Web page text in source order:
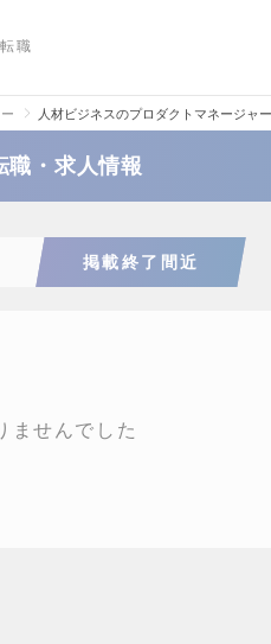
職
人材ビジネスのプロダクトマネージャ
職・求人情報
掲載終了間近
ませんでした